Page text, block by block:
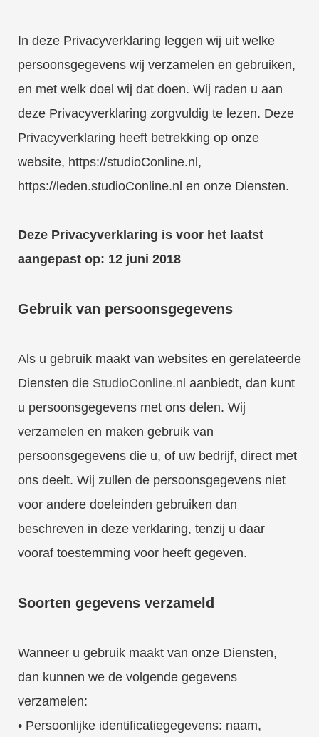
In deze Privacyverklaring leggen wij uit welke
persoonsgegevens wij verzamelen en gebruiken,
en met welk doel wij dat doen. Wij raden u aan
deze Privacyverklaring zorgvuldig te lezen. Deze
Privacyverklaring heeft betrekking op onze
website, https://studioConline.nl,
https://leden.studioConline.nl en onze Diensten.
Deze Privacyverklaring is voor het laatst
aangepast op: 12 juni 2018
Gebruik van persoonsgegevens
Als u gebruik maakt van websites en gerelateerde
Diensten die StudioConline.nl aanbiedt, dan kunt
u persoonsgegevens met ons delen. Wij
verzamelen en maken gebruik van
persoonsgegevens die u, of uw bedrijf, direct met
ons deelt. Wij zullen de persoonsgegevens niet
voor andere doeleinden gebruiken dan
beschreven in deze verklaring, tenzij u daar
vooraf toestemming voor heeft gegeven.
Soorten gegevens verzameld
Wanneer u gebruik maakt van onze Diensten,
dan kunnen we de volgende gegevens
verzamelen:
• Persoonlijke identificatiegegevens: naam,